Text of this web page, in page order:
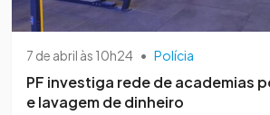
7 de abril às 10h24 • Polícia
PF investiga rede de academias
e lavagem de dinheiro